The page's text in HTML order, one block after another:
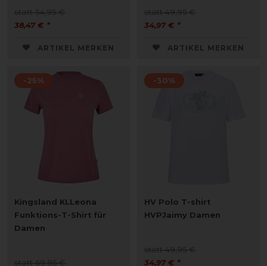
statt 54,95 €
38,47 € *
ARTIKEL MERKEN
statt 49,95 €
34,97 € *
ARTIKEL MERKEN
-25%
Kingsland KLLeona
Funktions-T-Shirt für
Damen
statt 69,95 €
-30%
HV Polo T-shirt
HVPJaimy Damen
statt 49,95 €
34,97 € *